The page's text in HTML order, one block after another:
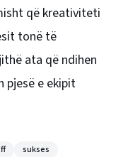
që kreativiteti
tonë të
ata që ndihen
pjesë e ekipit
sukses